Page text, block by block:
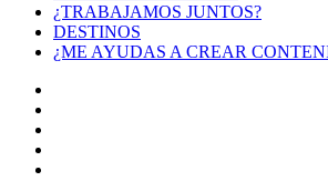
¿TRABAJAMOS JUNTOS?
DESTINOS
¿ME AYUDAS A CREAR